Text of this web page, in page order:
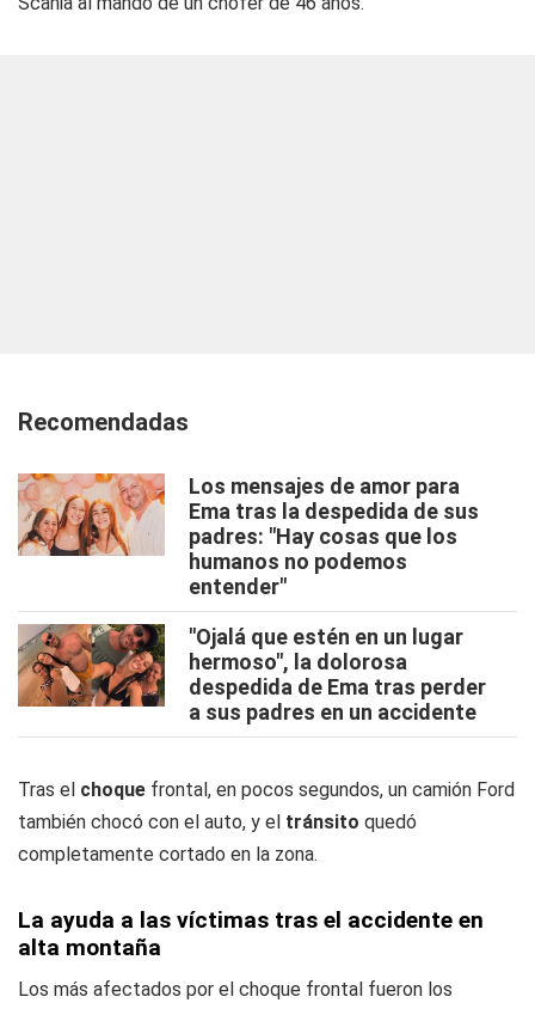
Recomendadas
Los mensajes de amor para
Ema tras la despedida de sus
padres: "Hay cosas que los
humanos no podemos
entender"
"Ojalá que estén en un lugar
hermoso", la dolorosa
despedida de Ema tras perder
a sus padres en un accidente
Tras el choque frontal, en pocos segundos, un camión Ford
también chocó con el auto, y el tránsito quedó
completamente cortado en la zona.
La ayuda a las víctimas tras el accidente en
alta montaña
Los más afectados por el choque frontal fueron los